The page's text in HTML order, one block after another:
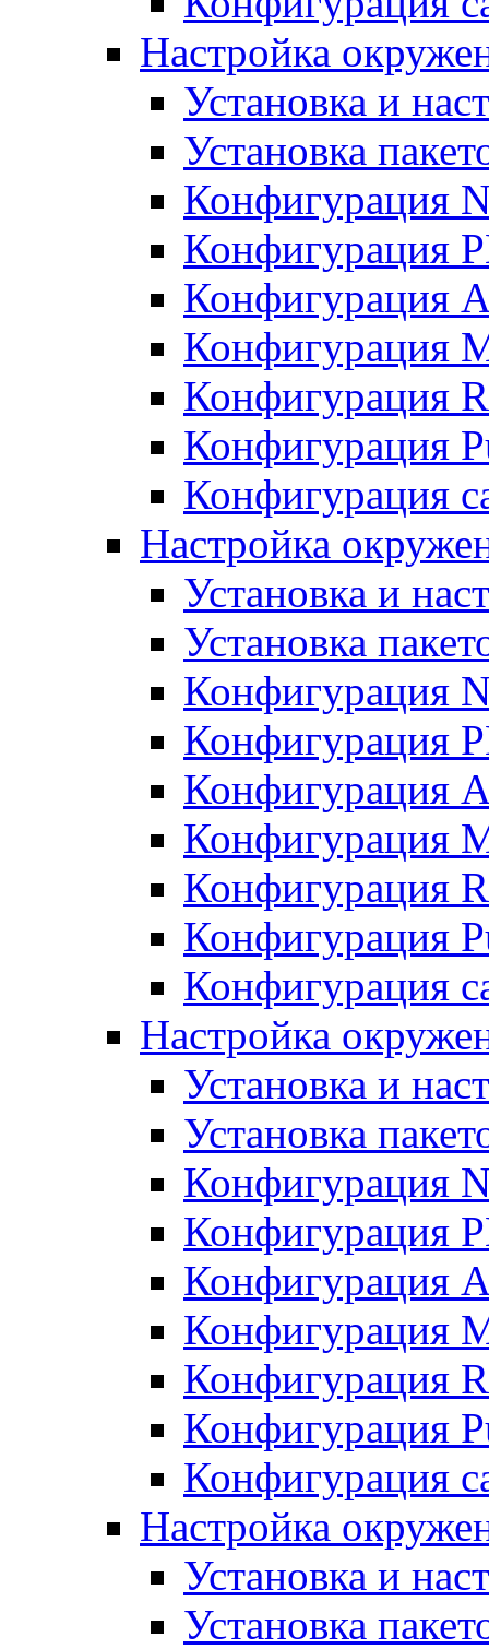
Настройка
Установка и
Установка
Конфигурация
Конфигурация
Конфигурация
Конфигурация
Конфигурация
Конфигурация
Конфигурация
Настройка
Установка и
Установка
Конфигурация
Конфигурация
Конфигурация
Конфигурация
Конфигурация
Конфигурация
Конфигурация
Настройка
Установка и
Установка
Конфигурация
Конфигурация
Конфигурация
Конфигурация
Конфигурация
Конфигурация
Конфигурация
Настройка
Установка и
Установка